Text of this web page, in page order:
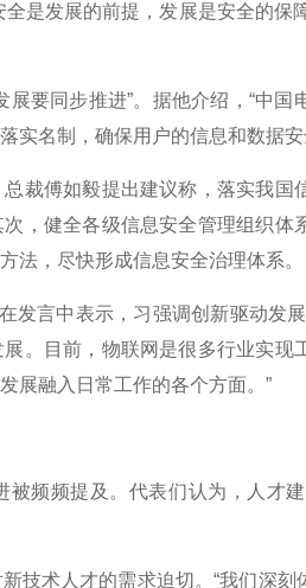
发展的前提，发展是安全的保
同步推进”。据他介绍，“中国
实名制，确保用户的信息和数据
傅如毅提出建议称，落实我国
，健全各级信息安全管理组织
法，尽快形成信息安全治理体系。
言中表示，习强调创新驱动发
。目前，物联网是很多行业实
展融入日常工作的各个方面。”
频提及。代表们认为，人才
术人才的需求迫切。“我们深刻